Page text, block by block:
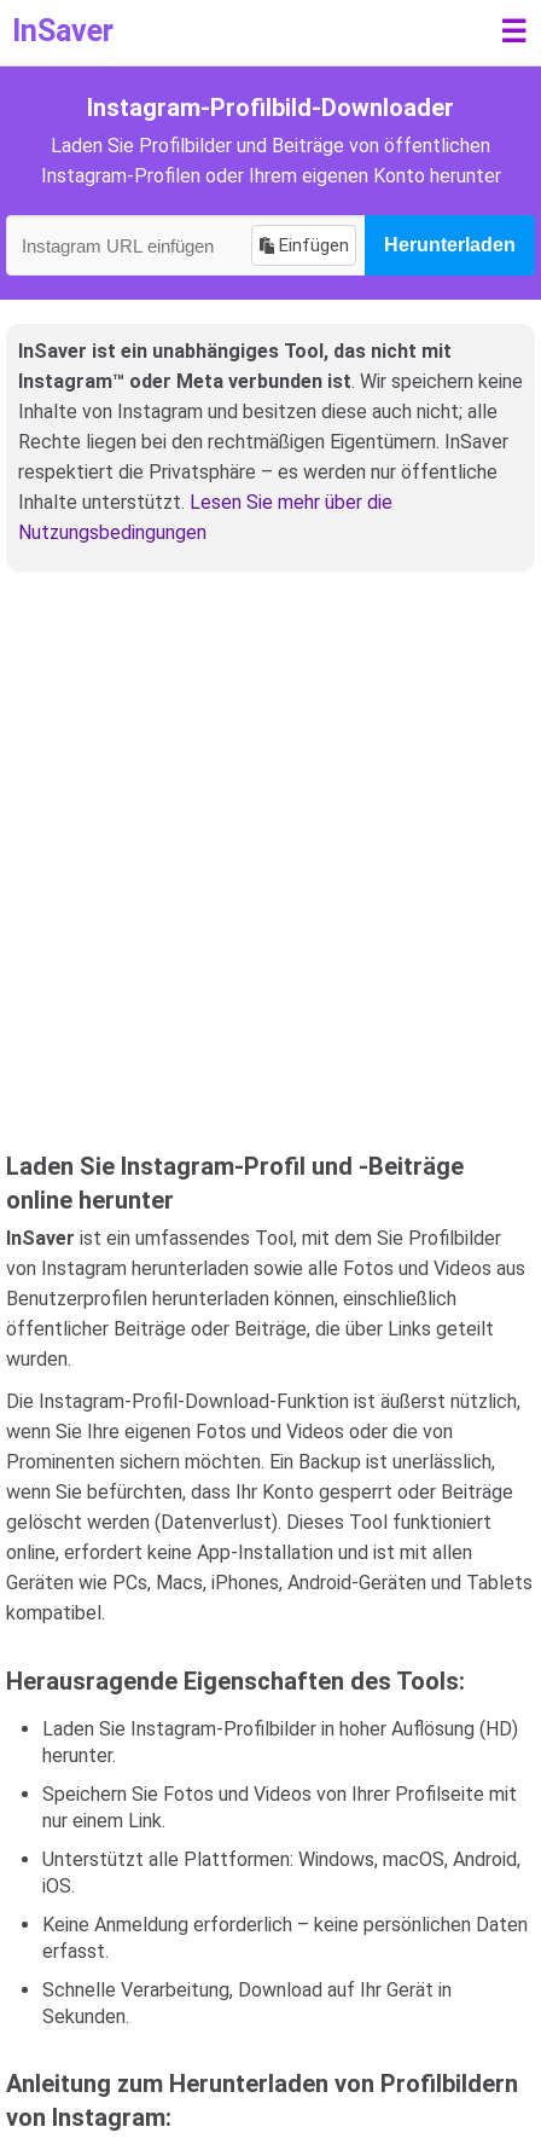
InSaver ☰
Instagram-Profilbild-Downloader
Laden Sie Profilbilder und Beiträge von öffentlichen
Instagram-Profilen oder Ihrem eigenen Konto herunter
Einfügen Herunterladen
InSaver ist ein unabhängiges Tool, das nicht mit
Instagram™ oder Meta verbunden ist. Wir speichern keine
Inhalte von Instagram und besitzen diese auch nicht; alle
Rechte liegen bei den rechtmäßigen Eigentümern. InSaver
respektiert die Privatsphäre – es werden nur öffentliche
Inhalte unterstützt. Lesen Sie mehr über die
Nutzungsbedingungen
Laden Sie Instagram-Profil und -Beiträge
online herunter
InSaver ist ein umfassendes Tool, mit dem Sie Profilbilder
von Instagram herunterladen sowie alle Fotos und Videos aus
Benutzerprofilen herunterladen können, einschließlich
öffentlicher Beiträge oder Beiträge, die über Links geteilt
wurden.
Die Instagram-Profil-Download-Funktion ist äußerst nützlich,
wenn Sie Ihre eigenen Fotos und Videos oder die von
Prominenten sichern möchten. Ein Backup ist unerlässlich,
wenn Sie befürchten, dass Ihr Konto gesperrt oder Beiträge
gelöscht werden (Datenverlust). Dieses Tool funktioniert
online, erfordert keine App-Installation und ist mit allen
Geräten wie PCs, Macs, iPhones, Android-Geräten und Tablets
kompatibel.
Herausragende Eigenschaften des Tools:
Laden Sie Instagram-Profilbilder in hoher Auflösung (HD)
herunter.
Speichern Sie Fotos und Videos von Ihrer Profilseite mit
nur einem Link.
Unterstützt alle Plattformen: Windows, macOS, Android,
iOS.
Keine Anmeldung erforderlich – keine persönlichen Daten
erfasst.
Schnelle Verarbeitung, Download auf Ihr Gerät in
Sekunden.
Anleitung zum Herunterladen von Profilbildern
von Instagram: